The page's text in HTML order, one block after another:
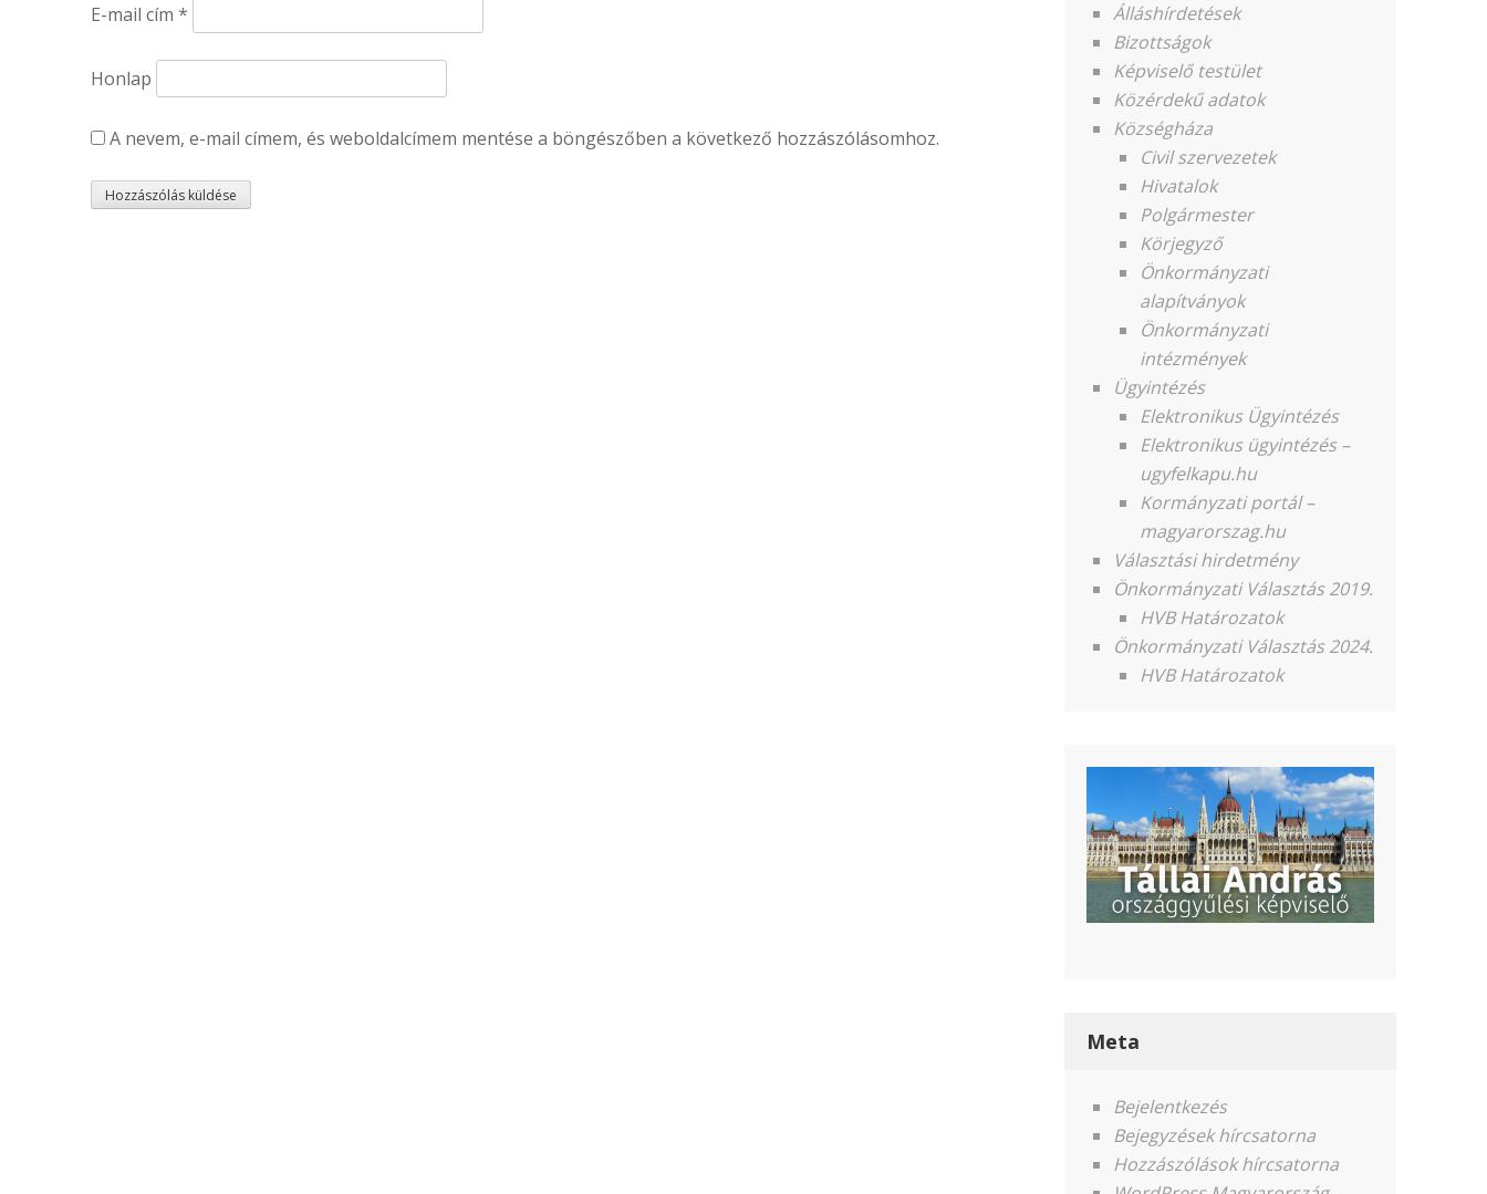
E-mail cím *
Honlap
A nevem, e-mail címem, és weboldalcímem mentése a böngészőben a következő hozzászólásomhoz.
Álláshírdetések
Bizottságok
Képviselő testület
Közérdekű adatok
Községháza
Civil szervezetek
Hivatalok
Polgármester
Körjegyző
Önkormányzati
alapítványok
Önkormányzati
intézmények
Ügyintézés
Elektronikus Ügyintézés
Elektronikus ügyintézés –
ugyfelkapu.hu
Kormányzati portál –
magyarorszag.hu
Választási hirdetmény
Önkormányzati Választás 2019.
HVB Határozatok
Önkormányzati Választás 2024.
HVB Határozatok
Meta
Bejelentkezés
Bejegyzések hírcsatorna
Hozzászólások hírcsatorna